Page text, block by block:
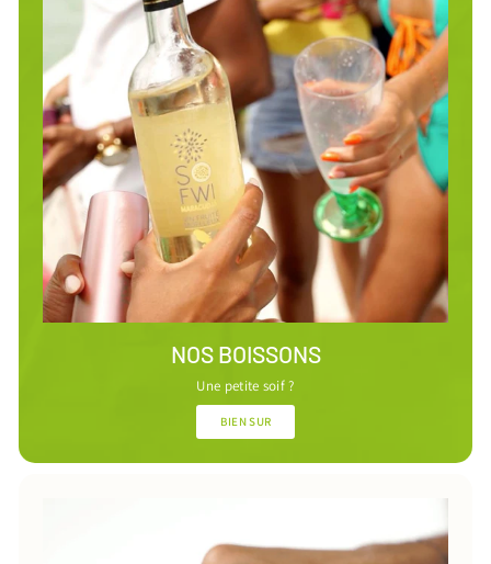
NOS BOISSONS
Une petite soif ?
BIEN SUR